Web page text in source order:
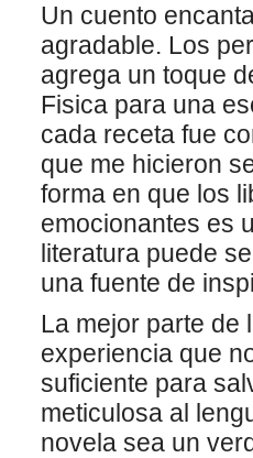
Un cuento
agradable. Los
agrega un toque
Fisica para una
cada receta fue
que me hicieron
forma en que los
emocionantes es
literatura puede
una fuente de
La mejor parte de
experiencia que
suficiente para
meticulosa al
novela sea un